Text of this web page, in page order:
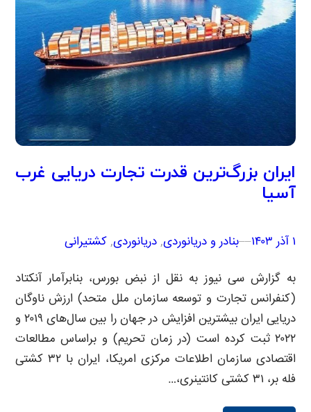
ایران بزرگ‌ترین قدرت تجارت دریایی غرب
آسیا
۱ آذر ۱۴۰۳ –
–بنادر و دریانوردی, دریانوردی, کشتیرانی
به گزارش سی نیوز به نقل از نبض بورس، بنابرآمار آنکتاد
(کنفرانس تجارت و توسعه سازمان ملل متحد) ارزش ناوگان
دریایی ایران بیشترین افزایش در جهان را بین سال‌های ۲۰۱۹ و
۲۰۲۲ ثبت کرده است (در زمان تحریم) و براساس مطالعات
اقتصادی سازمان اطلاعات مرکزی امریکا، ایران با ۳۲ کشتی
فله بر، ۳۱ کشتی کانتینری،…